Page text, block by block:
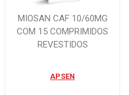
MIOSAN CAF 10/60MG
COM 15 COMPRIMIDOS
REVESTIDOS
APSEN